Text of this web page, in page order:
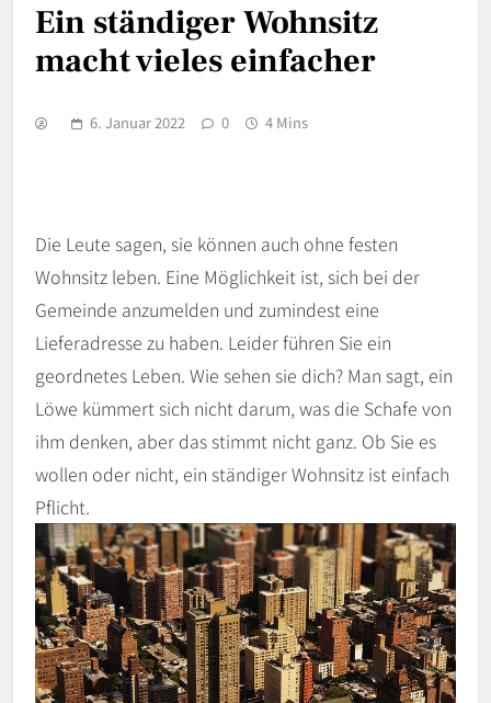
Ein ständiger Wohnsitz
macht vieles einfacher
6. Januar 2022 0 4 Mins
Die Leute sagen, sie können auch ohne festen
Wohnsitz leben. Eine Möglichkeit ist, sich bei der
Gemeinde anzumelden und zumindest eine
Lieferadresse zu haben. Leider führen Sie ein
geordnetes Leben. Wie sehen sie dich? Man sagt, ein
Löwe kümmert sich nicht darum, was die Schafe von
ihm denken, aber das stimmt nicht ganz. Ob Sie es
wollen oder nicht, ein ständigerWohnsitz ist einfach
Pflicht.